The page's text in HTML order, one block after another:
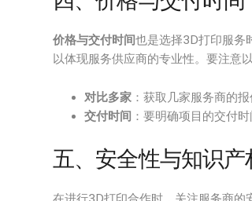
价格与交付时间也是选择3D打印服务
以体现服务供应商的专业性。要注意
对比多家 ：获取几家服务商的
交付时间 ：要明确项目的交付
五、安全性与知识产